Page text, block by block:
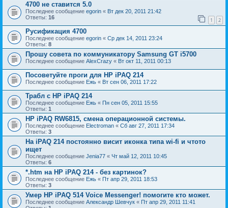
4700 не ставится 5.0
Последнее сообщение egorin « Вт дек 20, 2011 21:42
Ответы: 16 1 2
Русификация 4700
Последнее сообщение egorin « Ср дек 14, 2011 23:24
Ответы: 8
Прошу совета по коммуникатору Samsung GT i5700
Последнее сообщение AlexCrazy « Вт окт 11, 2011 00:13
Посоветуйте проги для НР iPAQ 214
Последнее сообщение Ежь « Вт сен 06, 2011 17:22
Трабл с HP iPAQ 214
Последнее сообщение Ежь « Пн сен 05, 2011 15:55
Ответы: 1
HP iPAQ RW6815, смена операционной системы.
Последнее сообщение Electroman « Сб авг 27, 2011 17:34
Ответы: 3
На iPAQ 214 постоянно висит иконка типа wi-fi и чтото
ищет
Последнее сообщение Jenia77 « Чт май 12, 2011 10:45
Ответы: 6
*.htm на HP iPAQ 214 - без картинок?
Последнее сообщение Ежь « Пт апр 29, 2011 18:53
Ответы: 3
Умер HP iPAQ 514 Voice Messenger! помогите кто может.
Последнее сообщение Александр Шевчук « Пт апр 29, 2011 11:41